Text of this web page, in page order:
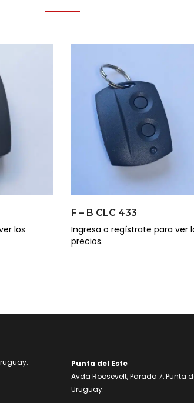
los
F – B CLC 433
Ingresa o regístrate para ver
precios.
Punta del Este
Avda Roosevelt, Parada 7, Punta
Uruguay.